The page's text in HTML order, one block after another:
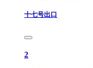
十七号出口
2